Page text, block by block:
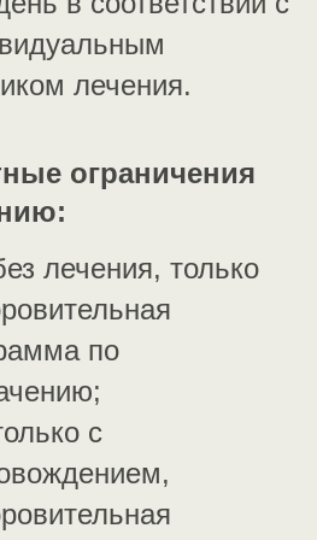
лечения.
ограничения
лечения, только
по
с